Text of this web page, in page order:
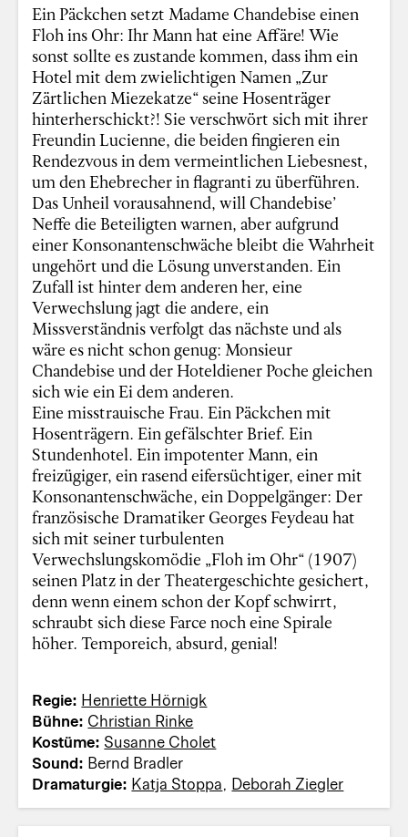
Ein Päckchen setzt Madame Chandebise einen
Floh ins Ohr: Ihr Mann hat eine Affäre! Wie
sonst sollte es zustande kommen, dass ihm ein
Hotel mit dem zwielichtigen Namen „Zur
Zärtlichen Miezekatze“ seine Hosenträger
hinterherschickt?! Sie verschwört sich mit ihrer
Freundin Lucienne, die beiden fingieren ein
Rendezvous in dem vermeintlichen Liebesnest,
um den Ehebrecher in flagranti zu überführen.
Das Unheil vorausahnend, will Chandebise’
Neffe die Beteiligten warnen, aber aufgrund
einer Konsonantenschwäche bleibt die Wahrheit
ungehört und die Lösung unverstanden. Ein
Zufall ist hinter dem anderen her, eine
Verwechslung jagt die andere, ein
Missverständnis verfolgt das nächste und als
wäre es nicht schon genug: Monsieur
Chandebise und der Hoteldiener Poche gleichen
sich wie ein Ei dem anderen.
Eine misstrauische Frau. Ein Päckchen mit
Hosenträgern. Ein gefälschter Brief. Ein
Stundenhotel. Ein impotenter Mann, ein
freizügiger, ein rasend eifersüchtiger, einer mit
Konsonantenschwäche, ein Doppelgänger: Der
französische Dramatiker Georges Feydeau hat
sich mit seiner turbulenten
Verwechslungskomödie „Floh im Ohr“ (1907)
seinen Platz in der Theatergeschichte gesichert,
denn wenn einem schon der Kopf schwirrt,
schraubt sich diese Farce noch eine Spirale
höher. Temporeich, absurd, genial!
Regie: Henriette Hörnigk
Bühne: Christian Rinke
Kostüme: Susanne Cholet
Sound: Bernd Bradler
Dramaturgie: Katja Stoppa, Deborah Ziegler